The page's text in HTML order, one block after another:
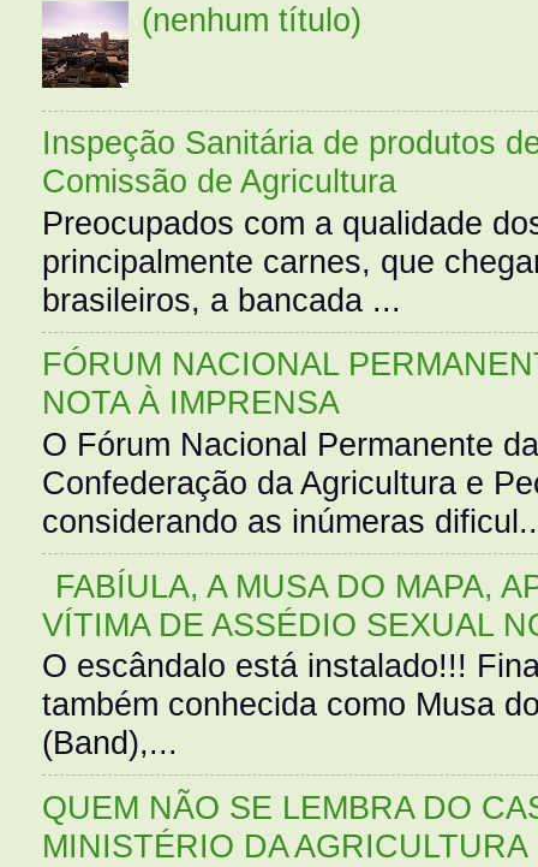
(nenhum título)
Inspeção Sanitária de produtos
Comissão de Agricultura
Preocupados com a qualidade
principalmente carnes, que
brasileiros, a bancada ...
FÓRUM NACIONAL
NOTA À IMPRENSA
O Fórum Nacional Permanente
Confederação da Agricultura e
considerando as inúmeras
FABÍULA, A MUSA DO MAPA,
VÍTIMA DE ASSÉDIO SEXUAL
O escândalo está instalado!!!
também conhecida como Musa
(Band),...
QUEM NÃO SE LEMBRA DO
MINISTÉRIO DA AGRICULTURA